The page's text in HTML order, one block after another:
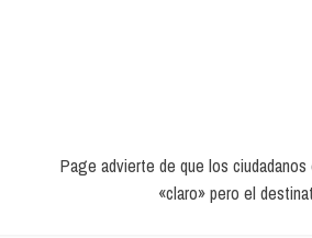
Page advierte de que los
«claro» pero el